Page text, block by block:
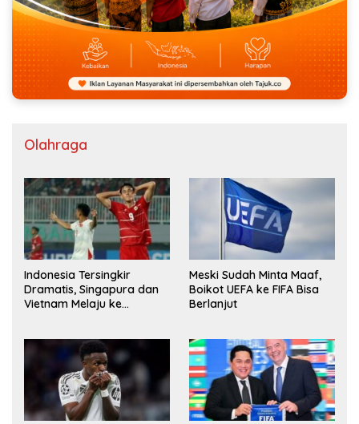
Olahraga
Indonesia Tersingkir
Dramatis, Singapura dan
Vietnam Melaju ke
Meski Sudah Minta Maaf,
Boikot UEFA ke FIFA Bisa
Berlanjut